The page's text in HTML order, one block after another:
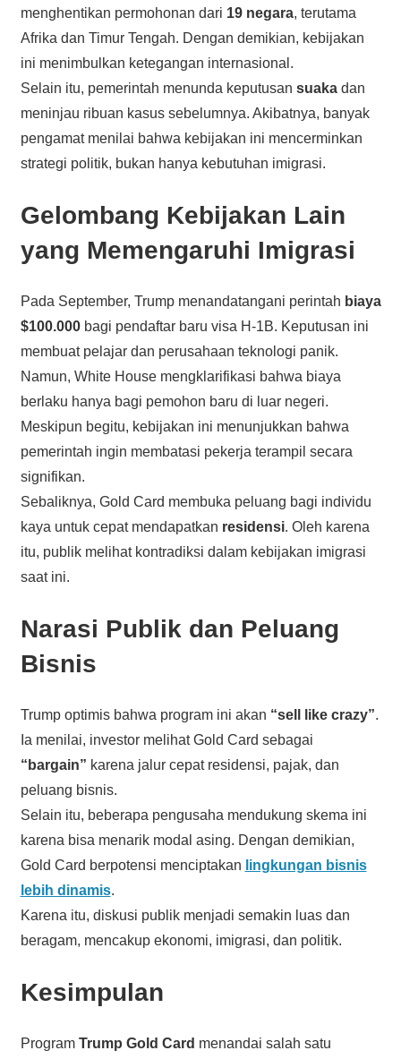
menghentikan permohonan dari 19 negara, terutama
Afrika dan Timur Tengah. Dengan demikian, kebijakan
ini menimbulkan ketegangan internasional.
Selain itu, pemerintah menunda keputusan suakadan
meninjau ribuan kasus sebelumnya. Akibatnya, banyak
pengamat menilai bahwa kebijakan ini mencerminkan
strategi politik, bukan hanya kebutuhan imigrasi.
Gelombang Kebijakan Lain
yang Memengaruhi Imigrasi
Pada September, Trump menandatangani perintah biaya
$100.000bagi pendaftar baru visa H-1B. Keputusan ini
membuat pelajar dan perusahaan teknologi panik.
Namun, White House mengklarifikasi bahwa biaya
berlaku hanya bagi pemohon baru di luar negeri.
Meskipun begitu, kebijakan ini menunjukkan bahwa
pemerintah ingin membatasi pekerja terampil secara
signifikan.
Sebaliknya, Gold Card membuka peluang bagi individu
kaya untuk cepat mendapatkan residensi. Oleh karena
itu, publik melihat kontradiksi dalam kebijakan imigrasi
saat ini.
Narasi Publik dan Peluang
Bisnis
Trump optimis bahwa program ini akan “sell like crazy”.
Ia menilai, investor melihat Gold Card sebagai
“bargain” karena jalur cepat residensi, pajak, dan
peluang bisnis.
Selain itu, beberapa pengusaha mendukung skema ini
karena bisa menarik modal asing. Dengan demikian,
Gold Card berpotensi menciptakan lingkungan bisnis
lebih dinamis.
Karena itu, diskusi publik menjadi semakin luas dan
beragam, mencakup ekonomi, imigrasi, dan politik.
Kesimpulan
Program Trump Gold Card menandai salah satu